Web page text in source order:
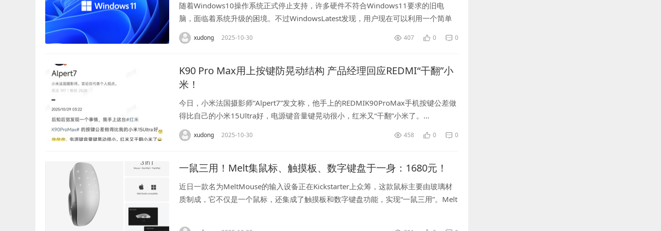
随着Windows10操作系统正式停止支持，许多硬件不符合Windows11要求的旧电
脑，面临着系统升级的困境。不过WindowsLatest发现，用户现在可以利用一个简单
的命令，无需依赖第三方工具，就能完美绕过硬件检查，将旧PC升级...
xudong 2025-10-30 407 0 0
K90 Pro Max用上按键防晃动结构 产品经理回应REDMI“干翻”小
米！
今日，小米法国摄影师“Alpert7”发文称，他手上的REDMIK90ProMax手机按键公差做
得比自己的小米15Ultra好，电源键音量键晃动很小，红米又“干翻”小米了。...
xudong 2025-10-30 458 0 0
一鼠三用！Melt集鼠标、触摸板、数字键盘于一身：1680元！
近日一款名为MeltMouse的输入设备正在Kickstarter上众筹，这款鼠标主要由玻璃材
质制成，它不仅是一个鼠标，还集成了触摸板和数字键盘功能，实现“一鼠三用”。Melt